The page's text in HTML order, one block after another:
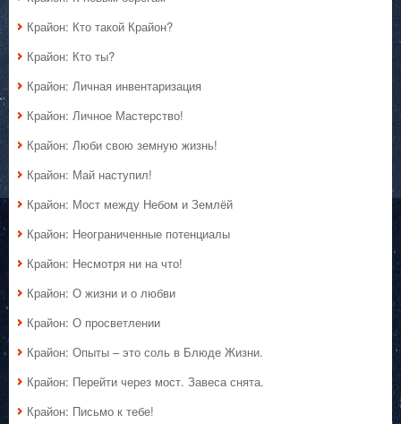
Крайон: Кто такой Крайон?
Крайон: Кто ты?
Крайон: Личная инвентаризация
Крайон: Личное Мастерство!
Крайон: Люби свою земную жизнь!
Крайон: Май наступил!
Крайон: Мост между Небом и Землёй
Крайон: Неограниченные потенциалы
Крайон: Несмотря ни на что!
Крайон: О жизни и о любви
Крайон: О просветлении
Крайон: Опыты – это соль в Блюде Жизни.
Крайон: Перейти через мост. Завеса снята.
Крайон: Письмо к тебе!